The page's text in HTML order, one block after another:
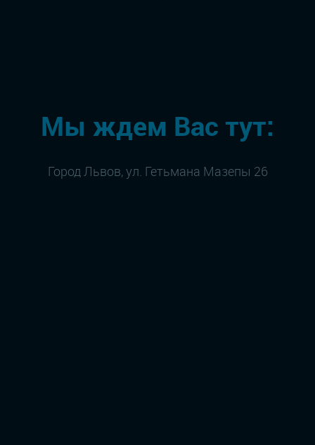
Мы ждем Вас тут:
Город Львов, ул. Гетьмана Мазепы 26